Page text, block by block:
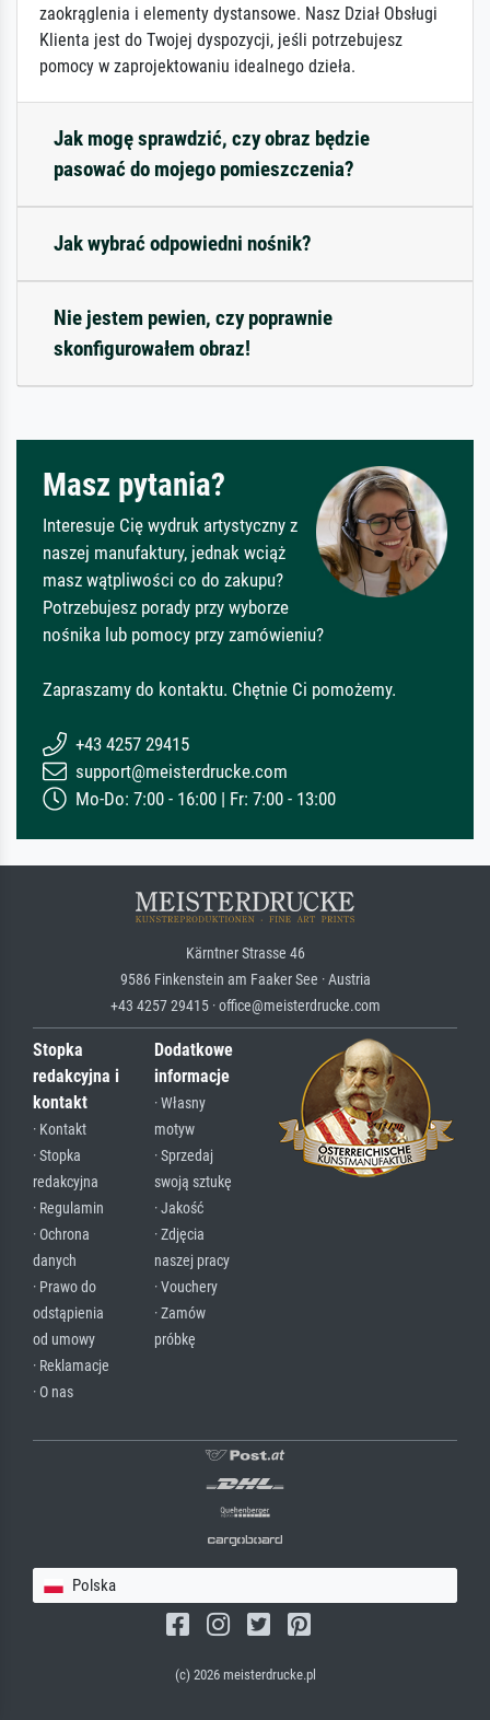
zaokrąglenia i elementy dystansowe. Nasz Dział Obsługi
Klienta jest do Twojej dyspozycji, jeśli potrzebujesz
pomocy w zaprojektowaniu idealnego dzieła.
Jak mogę sprawdzić, czy obraz będzie
pasować do mojego pomieszczenia?
Jak wybrać odpowiedni nośnik?
Nie jestem pewien, czy poprawnie
skonfigurowałem obraz!
Masz pytania?
Interesuje Cię wydruk artystyczny z
naszej manufaktury, jednak wciąż
masz wątpliwości co do zakupu?
Potrzebujesz porady przy wyborze
nośnika lub pomocy przy zamówieniu?
Zapraszamy do kontaktu. Chętnie Ci pomożemy.
+43 4257 29415
support@meisterdrucke.com
Mo-Do: 7:00 - 16:00 | Fr: 7:00 - 13:00
Kärntner Strasse 46
9586 Finkenstein am Faaker See · Austria
+43 4257 29415 · office@meisterdrucke.com
Stopka
redakcyjna i
kontakt
· Kontakt
· Stopka
redakcyjna
· Regulamin
· Ochrona
danych
· Prawo do
odstąpienia
od umowy
· Reklamacje
· O nas
Dodatkowe
informacje
· Własny
motyw
· Sprzedaj
swoją sztukę
· Jakość
· Zdjęcia
naszej pracy
· Vouchery
· Zamów
próbkę
Polska
(c) 2026 meisterdrucke.pl